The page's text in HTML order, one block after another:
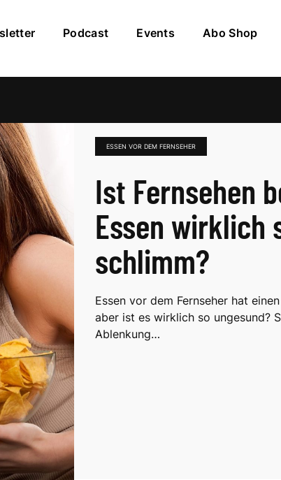
Podcast Events Abo Shop
ESSEN VOR DEM FERNSEHER
Ist Fernsehen
Essen wirklich
schlimm?
Essen vor dem Fernseher hat
aber ist es wirklich so ungesund?
Ablenkung…